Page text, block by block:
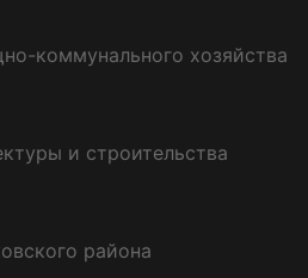
коммунального хозяйства
и строительства
района